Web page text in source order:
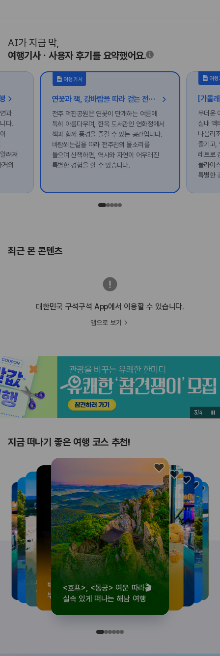
AI가 지금 막,
여행기사ㆍ사용자 후기를 요약했어요.
과
다.
려져
의
여행기사
연꽃과 책, 강바람을 따라 걷는 전주 감성 여행
전주 덕진공원은 연꽃이 만개하는 여름에
특히 아름다우며, 한옥 도서관인 연화정에서
책과 함께 풍경을 즐길 수 있는 공간입니다.
바람쐬는길을 따라 전주천의 물소리를
들으며 산책하면, 역사와 자연이 어우러진
특별한 경험을 할 수 있습니다.
여
무더운
실내 액
나봄리
즐기고,
레트로
플라이
특별한
최근 본 콘텐츠
대한민국 구석구석 App에서 이용할 수 있습니다.
앱으로 보기
3/4
지금 떠나기 좋은 여행 코스 추천!
<호프>, <동궁> 여운 따라🎬
실속 있게 떠나는 해남 여행
로컬 감성 수집!
전국 로컬 기념품숍 3곳⭐
우리말이 더 재미있어지는
세종 한글 여행
숲길부터 천년 고찰까지!
마음에 쉼을 더하는 부안
뚜벅이 여행자 주목🚶
양양 1박 2일 코스
백제의 숨결을 따라,
부여에서 만나는 여름
<호프>, <동궁> 여운 따라🎬
실속 있게 떠나는 해남 여행
로컬 감성 수집!
전국 로컬 기념품숍 3곳⭐
우리말이 더 재미있어지는
세종 한글 여행
숲길부터 천년 고찰까지!
마음에 쉼을 더하는 부안
뚜벅이 여행자 주목🚶
양양 1박 2일 코스
백제의 숨결을 따라,
부여에서 만나는 여름
<호프>, <동궁> 여운 따라🎬
실속 있게 떠나는 해남 여행
로컬 감성 수집!
전국 로컬 기념품숍 3곳⭐
우리말이 더 재미있어지는
세종 한글 여행
숲길부터 천년 고찰까지!
마음에 쉼을 더하는 부안
뚜벅이 여행자 주목🚶
양양 1박 2일 코스
백제의 숨결을 따라,
부여에서 만나는 여름